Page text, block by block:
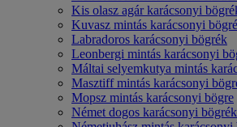
Kis olasz agár karácsonyi
Kuvasz mintás karácsonyi
Labradoros karácsonyi bögrék
Leonbergi mintás karácsonyi
Máltai selyemkutya mintás
Masztiff mintás karácsonyi
Mopsz mintás karácsonyi bögre
Német dogos karácsonyi bögrék